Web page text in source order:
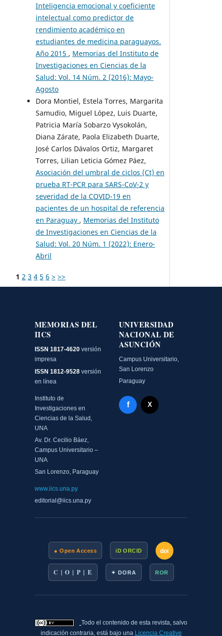
Inteligencia emocional y coeficiente
intelectual como predictor de
rendimiento académico en
estudiantes de medicina paraguayos.
Año 2015 , Memorias del Instituto de
Investigaciones en Ciencias de la
Salud: Vol. 14 Núm. 2 (2016): Mayo-
Agosto
Dora Montiel, Estela Torres, Margarita
Samudio, Miguel López, Luis Duarte,
Patricia María Sobarzo Vysokolán,
Diana Zárate, Paola Elizabeth Duarte,
José Carlos Dávalos Ortiz, Margaret
Torres, Lilian Leticia Gómez Páez,
Asociación del umbral de ciclos (Ct) en
prueba RT-PCR para SARS-CoV-2 y
severidad de la COVID-19 en
pacientes de un hospital de referencia
en Paraguay , Memorias del Instituto
de Investigaciones en Ciencias de la
Salud: Vol. 20 Núm. 1 (2022): Enero-
Abril
1 2 3 4 5 6 > >>
MEMORIAS DEL
IICS
ISSN 1817-4620 versión
impresa
ISSN 1812-9528 versión
en línea
Instituto de
Investigaciones en
Ciencias de la Salud,
UNA
Av. Dr. Cecilio Báez,
Campus Universitario –
UNA
San Lorenzo, Paraguay
www.iics.una.py
editorial@iics.una.py
UNIVERSIDAD
NACIONAL DE
ASUNCIÓN
Campus Universitario,
San Lorenzo
Paraguay
Facebook - Memorias del
f X Twitter - MIICS UNA
X
● Open Access iD ORCID doi
C | O | P | E ✦ DORA ROR
Todo el contenido de esta revista, salvo
indicación contraria, está bajo una Licencia Creative